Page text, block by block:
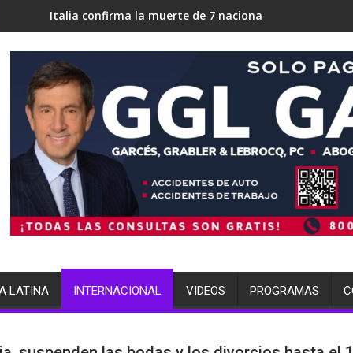
la muerte de 7 nacionales ICE en Miami busca
LATINA INTERNACIONAL VIDEOS PROGRAMAS